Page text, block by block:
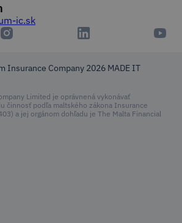
ic.sk
Insurance Company 2026 MADE IT
Limited je oprávnená vykonávať
činnosť podľa maltského zákona Insurance
a jej orgánom dohľadu je The Malta Financial